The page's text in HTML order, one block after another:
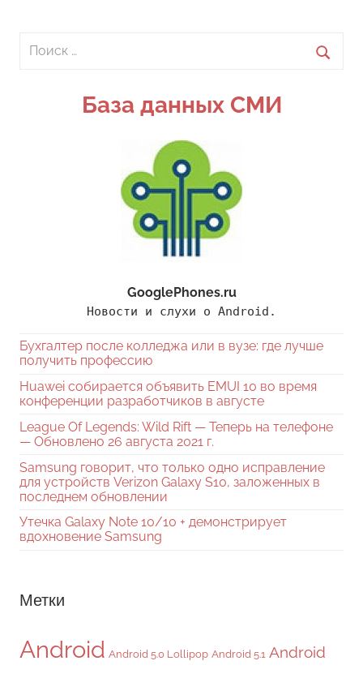
Поиск
База данных СМИ
GooglePhones.ru
Новости и слухи о Android.
Бухгалтер после колледжа или в вузе: где лучше
получить профессию
Huawei собирается объявить EMUI 10 во время
конференции разработчиков в августе
League Of Legends: Wild Rift — Теперь на телефоне
— Обновлено 26 августа 2021 г.
Samsung говорит, что только одно исправление
для устройств Verizon Galaxy S10, заложенных в
последнем обновлении
Утечка Galaxy Note 10/10 + демонстрирует
вдохновение Samsung
Метки
Android Android 5.0 Lollipop Android 5.1 Android